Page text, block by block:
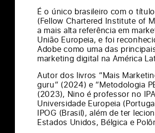
É o único brasileiro com o
(Fellow Chartered Institute of
a mais alta referência em
União Europeia, e foi
Adobe como uma das
marketing digital na América
Autor dos livros “Mais
guru” (2024) e “Metodologia
(2023), Nino é professor no
Universidade Europeia
IPOG (Brasil), além de ter
Estados Unidos, Bélgica e